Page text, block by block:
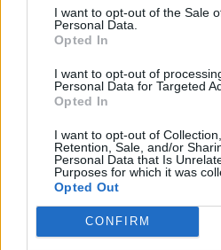
I want to opt-out of the Sale
Personal Data.
Opted In
I want to opt-out of
Personal Data for Targeted
Opted In
I want to opt-out of
Retention, Sale, and/or
Personal Data that Is
Purposes for which it was
Opted Out
CONFIRM
Ριάντ